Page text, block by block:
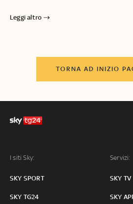
Leggi altro
TORNA AD INIZIO
I siti Sky:
SKY SPORT
SKY TG24
Servizi:
SKY TV
SKY